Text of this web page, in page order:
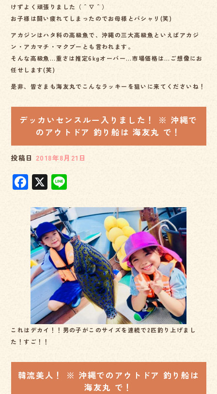
けずよく頑張りました（＾∇＾）
お子様は闘い疲れてしまったのでお母様とパシャリ(笑)
アカジンはハタ科の高級魚で、沖縄の三大高級魚といえばアカジ
ン・アカマチ・マクブーとも言われます。
そんな高級魚…重さは推定6kgオーバー…市場価格は…ご想像にお
任せします(笑)
是非、皆さまも海友丸でこんなラッキーを狙いに来てくださいね！
デッカいセンスルー入りました！ ※ 沖縄で
のアウトドア 釣り船は 海友丸 で！
投稿日 2018年8月21日
F
a
c
e
b
o
o
k
X
e
これはデカイ！！男の子がこのサイズを連続で2匹釣り上げまし
た！すご！！
韓流美人！ ※ 沖縄でのアウトドア 釣り船は
海友丸 で！